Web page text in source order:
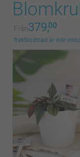
Från379,00
fraktkostnad är inte